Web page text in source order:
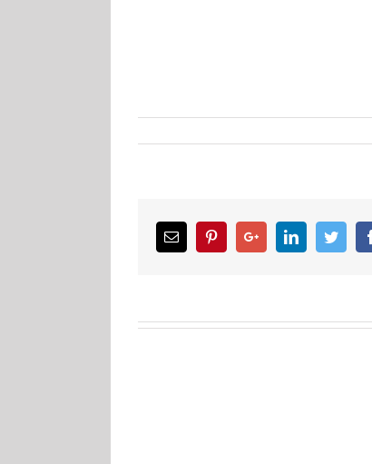
Facebook
Twitter
LinkedIn
Google+
Pinterest
Email